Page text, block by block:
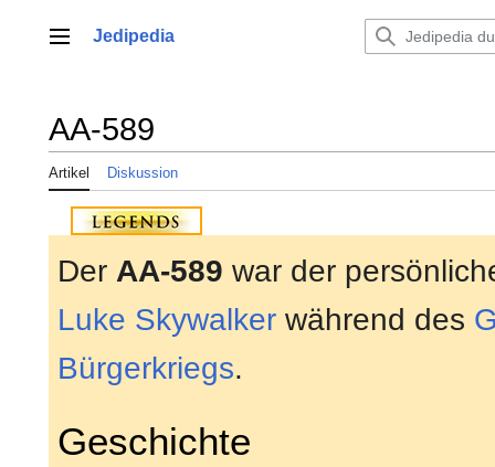
springenHauptmenü
Jedipedia
AA-589
Artikel Diskussion
Der AA-589 war der
Luke Skywalker während des
Bürgerkriegs.
Geschichte